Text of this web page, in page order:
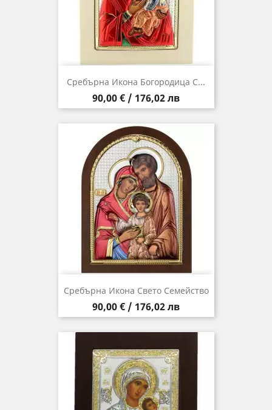
Сребърна Икона Богородица С...
Цена
90,00 € / 176,02 лв
Сребърна Икона Свето Семейство
Цена
90,00 € / 176,02 лв